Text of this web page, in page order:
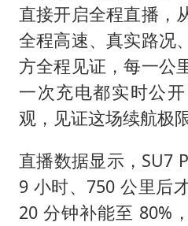
直接开启全程直播，
全程高速、真实路况
方全程见证，每一公
一次充电都实时公
观，见证这场续航极
直播数据显示，SU7
9 小时、750 公里后
20 分钟补能至 80%